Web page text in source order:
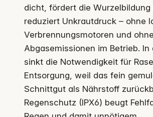
dicht, fördert die Wurzelbildung
reduziert Unkrautdruck – ohne
Verbrennungsmotoren und ohne
Abgasemissionen im Betrieb. In
sinkt die Notwendigkeit für
Entsorgung, weil das fein
Schnittgut als Nährstoff
Regenschutz (IPX6) beugt